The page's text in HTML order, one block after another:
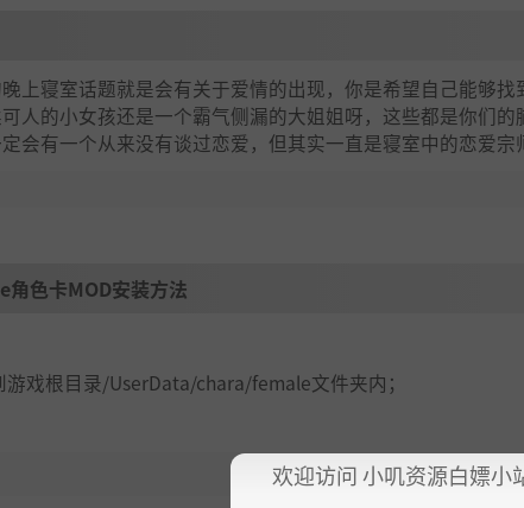
上寝室话题就是会有关于爱情的出现，你是希望自己能够找
人的小女孩还是一个霸气侧漏的大姐姐呀，这些都是你们的
会有一个从来没有谈过恋爱，但其实一直是寝室中的恋爱宗
色卡MOD安装方法
戏根目录/UserData/chara/female文件夹内；
欢迎访问 小叽资源白嫖小